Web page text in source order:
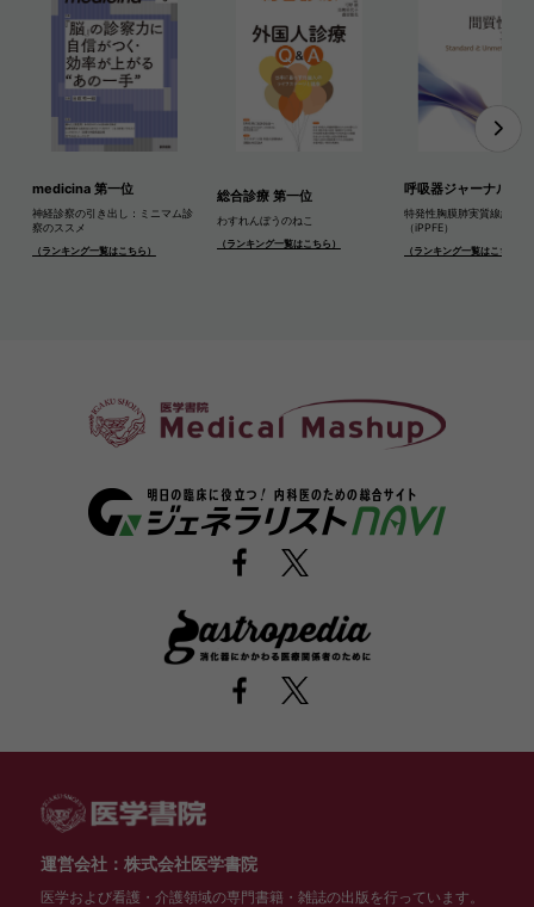
medicina 第一位
神経診察の引き出し：ミニマム診
察のススメ
（ランキング一覧はこちら）
総合診療 第一位
わすれんぼうのねこ
（ランキング一覧はこちら）
呼吸器ジャーナル 第
特発性胸膜肺実質線維弾性
（iPPFE）
（ランキング一覧はこちら）
運営会社：株式会社医学書院
医学および看護・介護領域の専門書籍・雑誌の出版を行っています。